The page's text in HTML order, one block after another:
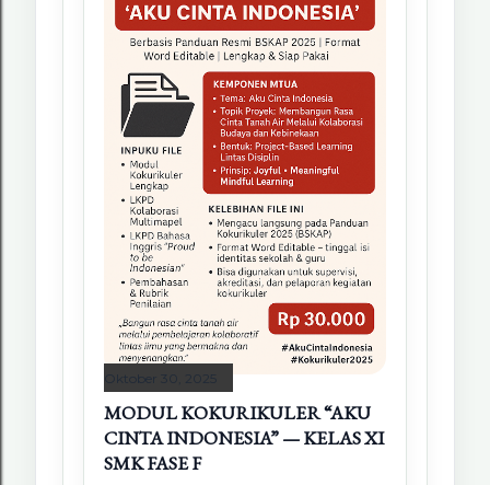
Oktober 30, 2025
MODUL KOKURIKULER “AKU
CINTA INDONESIA” — KELAS XI
SMK FASE F